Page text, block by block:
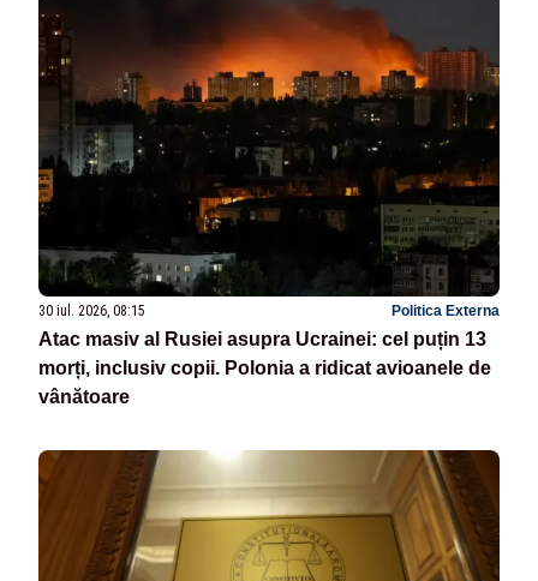
30 iul. 2026, 08:15 Politica Externa
Atac masiv al Rusiei asupra Ucrainei: cel puțin 13
morți, inclusiv copii. Polonia a ridicat avioanele de
vânătoare